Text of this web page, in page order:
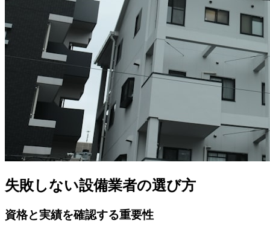
失敗しない設備業者の選び方
資格と実績を確認する重要性